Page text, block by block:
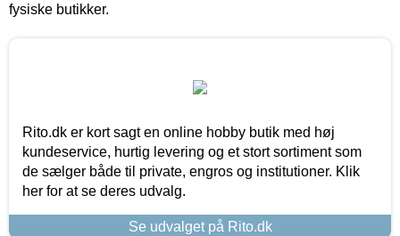
fysiske butikker.
Rito.dk er kort sagt en online hobby butik med høj
kundeservice, hurtig levering og et stort sortiment som
de sælger både til private, engros og institutioner. Klik
her for at se deres udvalg.
Se udvalget på Rito.dk